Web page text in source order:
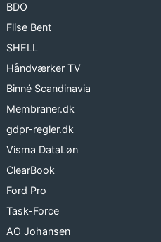
BDO
Flise Bent
SHELL
Håndværker TV
Binné Scandinavia
Membraner.dk
gdpr-regler.dk
Visma DataLøn
ClearBook
Ford Pro
Task-Force
AO Johansen